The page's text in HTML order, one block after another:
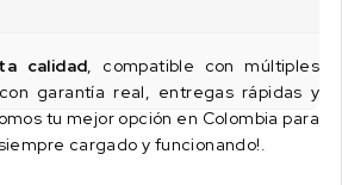
calidad , compatible con múltiples
garantía real, entregas rápidas y
tu mejor opción en Colombia para
cargado y funcionando!.